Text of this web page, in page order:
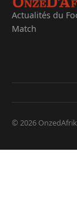
Actualités du
Match
© 2026